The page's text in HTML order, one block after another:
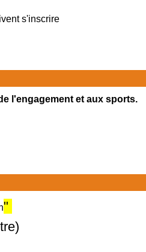
s'inscrire
l'engagement et aux sports.
"